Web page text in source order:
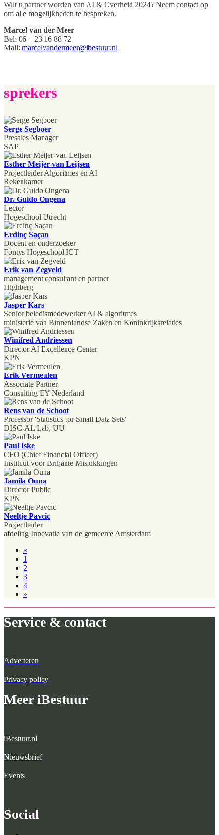
Wilt u partner worden van AI & Overheid 2024? Neem contact op
om alle mogelijkheden te bespreken.
Marcel van der Meer
Bel: 06 – 23 16 88 72
Mail: marcelvandermeer@ibestuur.nl
sprekers
Serge Segboer
Presales Manager
SAP
Esther Meijer-van Leijsen
Projectleider Algoritmes en AI
Rekenkamer
Dr. Guido Ongena
Lector
Hogeschool Utrecht
Erdinç Saçan
Docent en onderzoeker
Fontys Hogeschool ICT
Erik van Zegveld
management consultant en partner
Highberg
Jasper Kars
Senior beledismedewerker AI & algoritmes
ministerie van Binnenlandse Zaken en Koninkrijksrelaties
Winifred Andriessen
Director AI Excellence Center
KPN
Erik Vermeulen
Associate Partner
Consulting EY Nederland
Rens van de Schoot
Professor 'Statistics for Small Data Sets'
DISC-AL Lab, UU
Paul Iske
CFO (Chief Financial Officer)
Instituut voor Briljante Mislukkingen
Jamila Ouna
Director Public
KPN
Neeltje Pavcic
Projectleider
afdeling Innovatie van de gemeente Amsterdam
«
1
2
3
4
»
Service & contact
Adverteren
Privacy policy
Meer iBestuur
iBestuur.nl
Nieuwsbrief
Events
Social